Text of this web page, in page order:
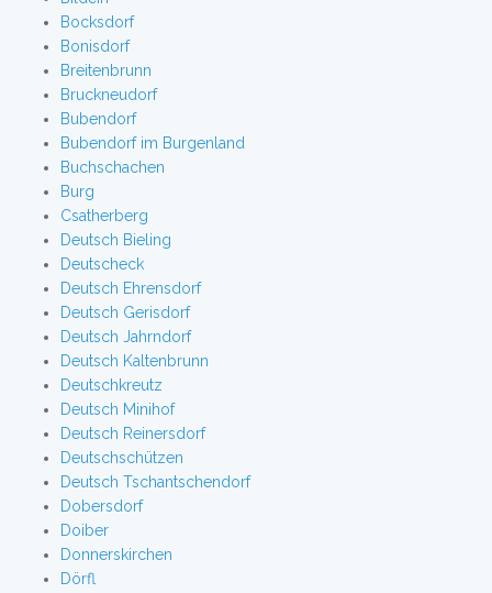
Bocksdorf
Bonisdorf
Breitenbrunn
Bruckneudorf
Bubendorf
Bubendorf im Burgenland
Buchschachen
Burg
Csatherberg
Deutsch Bieling
Deutscheck
Deutsch Ehrensdorf
Deutsch Gerisdorf
Deutsch Jahrndorf
Deutsch Kaltenbrunn
Deutschkreutz
Deutsch Minihof
Deutsch Reinersdorf
Deutschschützen
Deutsch Tschantschendorf
Dobersdorf
Doiber
Donnerskirchen
Dörfl